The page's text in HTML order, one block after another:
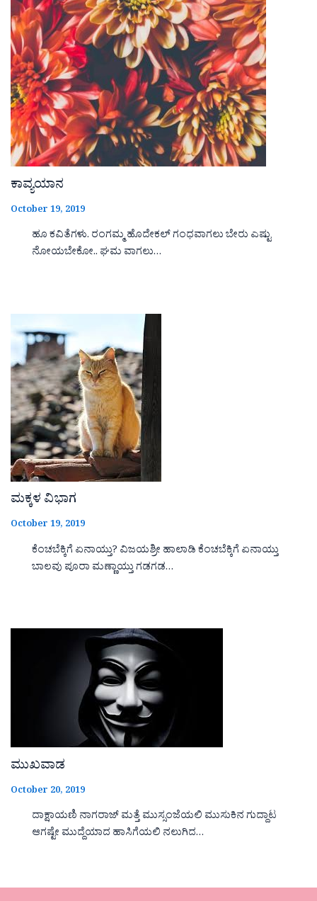
ಕಾವ್ಯಯಾನ
October 19, 2019
ಹೂ ಕವಿತೆಗಳು. ರಂಗಮ್ಮ ಹೊದೇಕಲ್ ಗಂಧವಾಗಲು ಬೇರು ಎಷ್ಟು
ನೋಯಬೇಕೋ.. ಘಮ ವಾಗಲು…
ಮಕ್ಕಳ ವಿಭಾಗ
October 19, 2019
ಕೆಂಚಬೆಕ್ಕಿಗೆ ಏನಾಯ್ತು? ವಿಜಯಶ್ರೀ ಹಾಲಾಡಿ ಕೆಂಚಬೆಕ್ಕಿಗೆ ಏನಾಯ್ತು
ಬಾಲವು ಪೂರಾ ಮಣ್ಣಾಯ್ತು ಗಡಗಡ…
ಮುಖವಾಡ
October 20, 2019
ದಾಕ್ಷಾಯಣಿ ನಾಗರಾಜ್ ಮತ್ತೆ ಮುಸ್ಸಂಜೆಯಲಿ ಮುಸುಕಿನ ಗುದ್ದಾಟ
ಆಗಷ್ಟೇ ಮುದ್ದೆಯಾದ ಹಾಸಿಗೆಯಲಿ ನಲುಗಿದ…